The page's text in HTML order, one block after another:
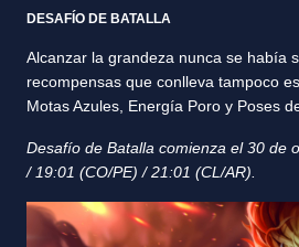
DESAFÍO DE BATALLA
Alcanzar la grandeza nunca se había
recompensas que conlleva tampoco
Motas Azules, Energía Poro y Poses
Desafío de Batalla comienza el 30 de
/ 19:01 (CO/PE) / 21:01 (CL/AR).